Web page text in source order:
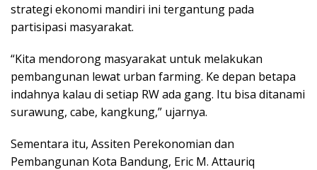
strategi ekonomi mandiri ini tergantung pada
partisipasi masyarakat.
“Kita mendorong masyarakat untuk melakukan
pembangunan lewat urban farming. Ke depan betapa
indahnya kalau di setiap RW ada gang. Itu bisa ditanami
surawung, cabe, kangkung,” ujarnya.
Sementara itu, Assiten Perekonomian dan
Pembangunan Kota Bandung, Eric M. Attauriq